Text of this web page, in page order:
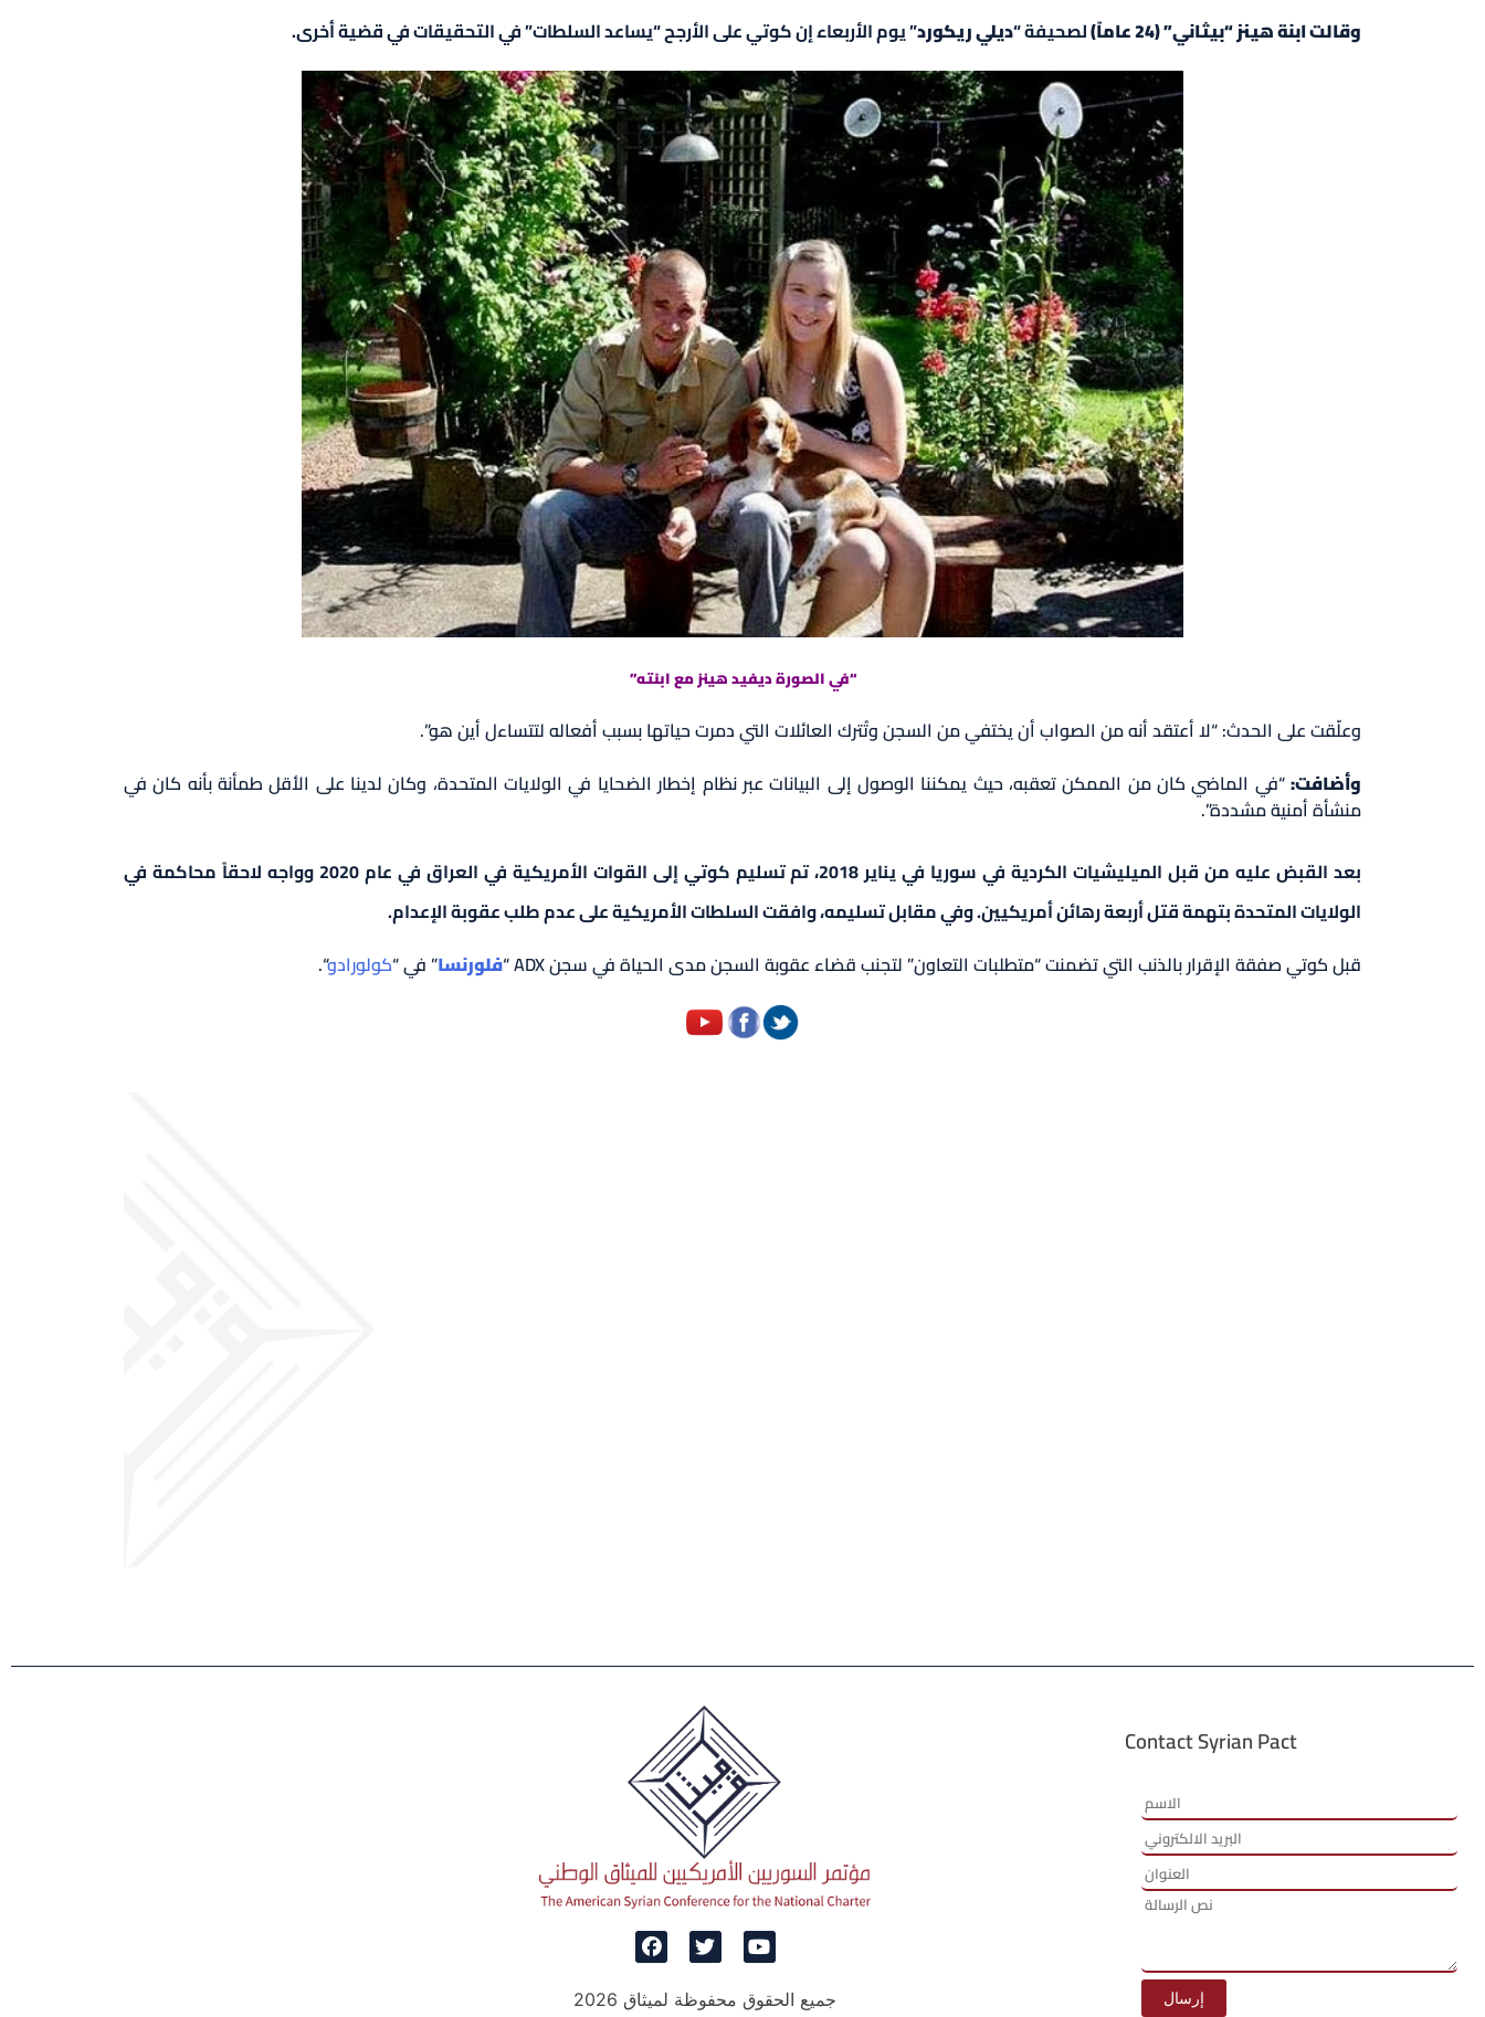
وقالت ابنة هينز “بيثاني” (24 عاماً)
لصحيفة “ديلي ريكورد” يوم الأربعاء إن كوتي على الأرجح “يساعد السلطات” في التحقيقات في قضية أخرى.
“في الصورة ديفيد هينز مع ابنته”
وعلّقت على الحدث: “لا أعتقد أنه من الصواب أن يختفي من السجن وتُترك العائلات التي دمرت حياتها بسبب أفعاله لتتساءل أين هو”.
وأضافت:“في الماضي كان من الممكن تعقبه، حيث يمكننا الوصول إلى البيانات عبر نظام إخطار الضحايا في الولايات المتحدة، وكان لدينا على الأقل طمأنة بأنه كان في
منشأة أمنية مشددة”.
بعد القبض عليه من قبل الميليشيات الكردية في سوريا في يناير 2018، تم تسليم كوتي إلى القوات الأمريكية في العراق في عام 2020 وواجه لاحقاً محاكمة في
الولايات المتحدة بتهمة قتل أربعة رهائن أمريكيين. وفي مقابل تسليمه، وافقت السلطات الأمريكية على عدم طلب عقوبة الإعدام.
قبل كوتي صفقة الإقرار بالذنب التي تضمنت “متطلبات التعاون” لتجنب قضاء عقوبة السجن مدى الحياة في سجن ADX “
فلورنسا” في “كولورادو“.
جميع الحقوق محفوظة لميثاق 2026
Contact Syrian Pact